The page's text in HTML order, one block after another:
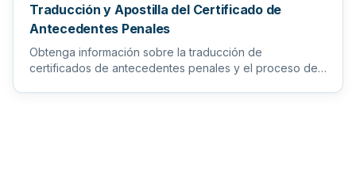
Traducción y Apostilla del Certificado de
Antecedentes Penales
Obtenga información sobre la traducción de
certificados de antecedentes penales y el proceso de